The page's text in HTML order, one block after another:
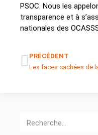
PSOC. Nous les
transparence et à
nationales des
PRÉCÉDENT